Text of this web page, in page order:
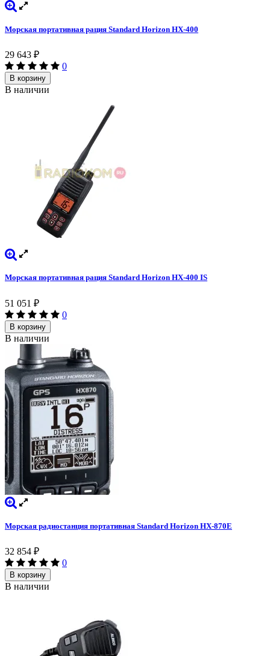
Морская портативная рация Standard Horizon HX-400
29 643 ₽
0
В корзину
В наличии
Морская портативная рация Standard Horizon HX-400 IS
51 051 ₽
0
В корзину
В наличии
Морская радиостанция портативная Standard Horizon HX-870E
32 854 ₽
0
В корзину
В наличии